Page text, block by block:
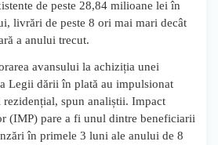
de peste 28,84 milioane lei în
livrări de peste 8 ori mai mari decât
a anului trecut.
avansului la achiziția unei
Legii dării în plată au impulsionat
rezidențial, spun analiștii. Impact
(IMP) pare a fi unul dintre beneficiarii
în primele 3 luni ale anului de 8